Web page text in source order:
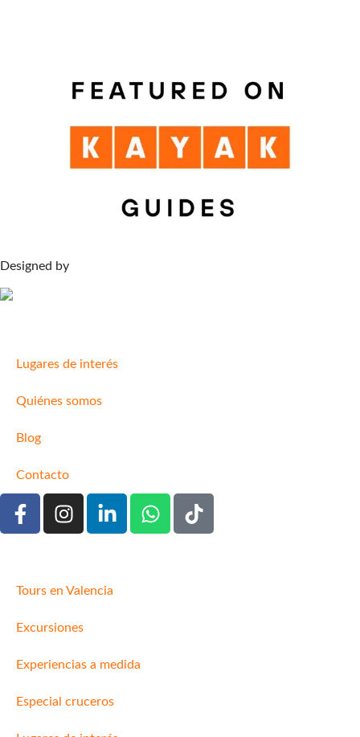
Designed by
Lugares de interés
Quiénes somos
Blog
Contacto
Tours en Valencia
Excursiones
Experiencias a medida
Especial cruceros